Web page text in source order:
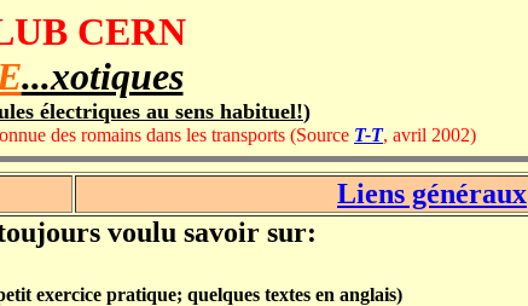
CERN
...xotiques
électriques au sens habituel!)
des romains dans les transports (Source T-T, avril 2002)
Liens généraux
voulu savoir sur:
exercice pratique; quelques textes en anglais)